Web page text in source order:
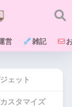
営 雑記
ェット
スタマイズ